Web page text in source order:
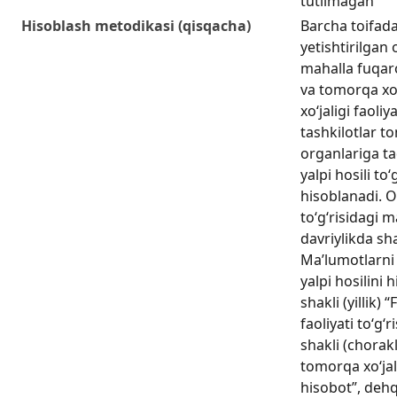
Hisoblash metodikasi (qisqacha)
Barcha
yetishtirilgan
mahalla
va tomorqa
xo‘jaligi
tashkilotlar
organlariga
yalpi hosili
hisoblanadi.
to‘g‘risidagi
davriylikda
yalpi hosilini
shakli (yillik)
faoliyati
shakli
tomorqa
hisobot”,